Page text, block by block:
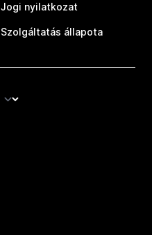
Jogi nyilatkozat
Szolgáltatás állapota